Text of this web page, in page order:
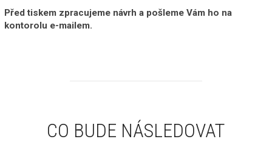
Před tiskem zpracujeme návrh a pošleme Vám ho na
kontorolu e-mailem.
CO BUDE NÁSLEDOVAT